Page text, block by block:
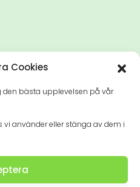
Cookies
den bästa upplevelsen på vår
vi använder eller stänga av dem i